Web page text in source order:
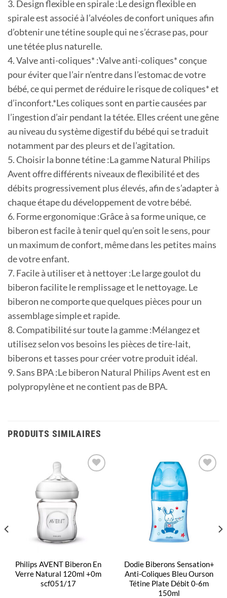
3. Design flexible en spirale :Le design flexible en
spirale est associé à l’alvéoles de confort uniques afin
d’obtenir une tétine souple qui ne s’écrase pas, pour
une tétée plus naturelle.
4. Valve anti-coliques* :Valve anti-coliques* conçue
pour éviter que l’air n’entre dans l’estomac de votre
bébé, ce qui permet de réduire le risque de coliques* et
d’inconfort.*Les coliques sont en partie causées par
l’ingestion d’air pendant la tétée. Elles créent une gêne
au niveau du système digestif du bébé qui se traduit
notamment par des pleurs et de l’agitation.
5. Choisir la bonne tétine :La gamme Natural Philips
Avent offre différents niveaux de flexibilité et des
débits progressivement plus élevés, afin de s’adapter à
chaque étape du développement de votre bébé.
6. Forme ergonomique :Grâce à sa forme unique, ce
biberon est facile à tenir quel qu’en soit le sens, pour
un maximum de confort, même dans les petites mains
de votre enfant.
7. Facile à utiliser et à nettoyer :Le large goulot du
biberon facilite le remplissage et le nettoyage. Le
biberon ne comporte que quelques pièces pour un
assemblage simple et rapide.
8. Compatibilité sur toute la gamme :Mélangez et
utilisez selon vos besoins les pièces de tire-lait,
biberons et tasses pour créer votre produit idéal.
9. Sans BPA :Le biberon Natural Philips Avent est en
polypropylène et ne contient pas de BPA.
PRODUITS SIMILAIRES
Philips AVENT Biberon En
Verre Natural 120ml +0m
scf051/17
Dodie Biberons Sensation+
Anti-Coliques Bleu Ourson
Tétine Plate Débit 0-6m
150ml